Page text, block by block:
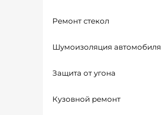
Ремонт стекол
Шумоизоляция автомобиля
Защита от угона
Кузовной ремонт